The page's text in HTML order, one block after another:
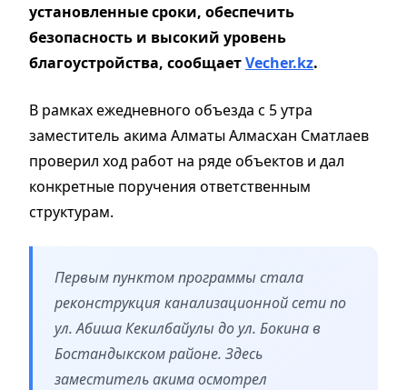
установленные сроки, обеспечить
безопасность и высокий уровень
благоустройства, сообщаетVecher.kz.
В рамках ежедневного объезда с 5 утра
заместитель акима Алматы Алмасхан Сматлаев
проверил ход работ на ряде объектов и дал
конкретные поручения ответственным
структурам.
Первым пунктом программы стала
реконструкция канализационной сети по
ул. Абиша Кекилбайулы до ул. Бокина в
Бостандыкском районе. Здесь
заместитель акима осмотрел